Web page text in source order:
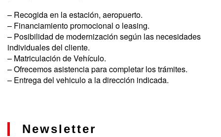
– Recogida en la estación, aeropuerto.
– Financiamiento promocional o leasing.
– Posibilidad de modernización según las necesidades
individuales del cliente.
– Matriculación de Vehículo.
– Ofrecemos asistencia para completar los trámites.
– Entrega del vehiculo a la dirección indicada.
Newsletter